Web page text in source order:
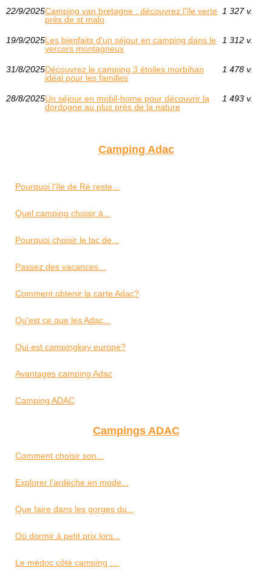
22/9/2025Camping van bretagne : découvrez l'île verte
près de st malo
1 327 v.
19/9/2025Les bienfaits d’un séjour en camping dans le
vercors montagneux
1 312 v.
31/8/2025Découvrez le camping 3 étoiles morbihan
idéal pour les familles
1 478 v.
28/8/2025Un séjour en mobil-home pour découvrir la
dordogne au plus près de la nature
1 493 v.
Camping Adac
Pourquoi l'île de Ré reste...
Quel camping choisir à...
Pourquoi choisir le lac de...
Passez des vacances...
Comment obtenir la carte Adac?
Qu'est ce que les Adac...
Qui est campingkey europe?
Avantages camping Adac
Camping ADAC
Campings ADAC
Comment choisir son...
Explorer l’ardèche en mode...
Que faire dans les gorges du...
Où dormir à petit prix lors...
Le médoc côté camping :...